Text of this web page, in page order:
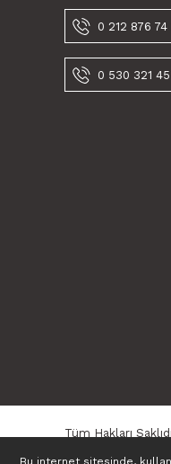
0 212 876 74
0 530 321
Tüm Hakları